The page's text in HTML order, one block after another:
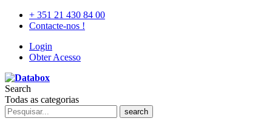
+ 351 21 430 84 00
Contacte-nos !
Login
Obter Acesso
Search
Todas as categorias
search